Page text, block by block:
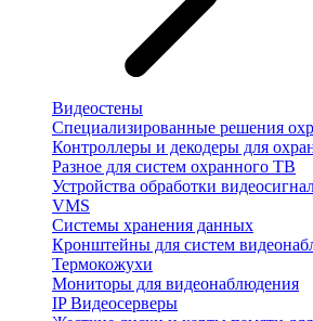
Видеостены
Специализированные решения
Контроллеры и декодеры для
Разное для систем охранного ТВ
Устройства обработки
VMS
Системы хранения данных
Кронштейны для систем
Термокожухи
Мониторы для видеонаблюдения
IP Видеосерверы